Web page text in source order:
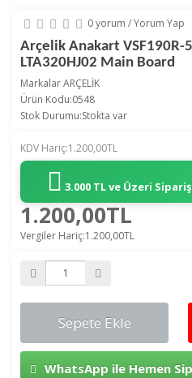
0 yorum /Yorum Yap
Arçelik Anakart VSF190R-
LTA320HJ02 Main Board
MarkalarARÇELİK
Ürün Kodu:0548
Stok Durumu:Stokta var
KDV Hariç:1.200,00TL
3.000 TL ve Üzeri
1.200,00TL
Vergiler Hariç:1.200,00TL
Sepete Ekle
WhatsApp ile Hemen